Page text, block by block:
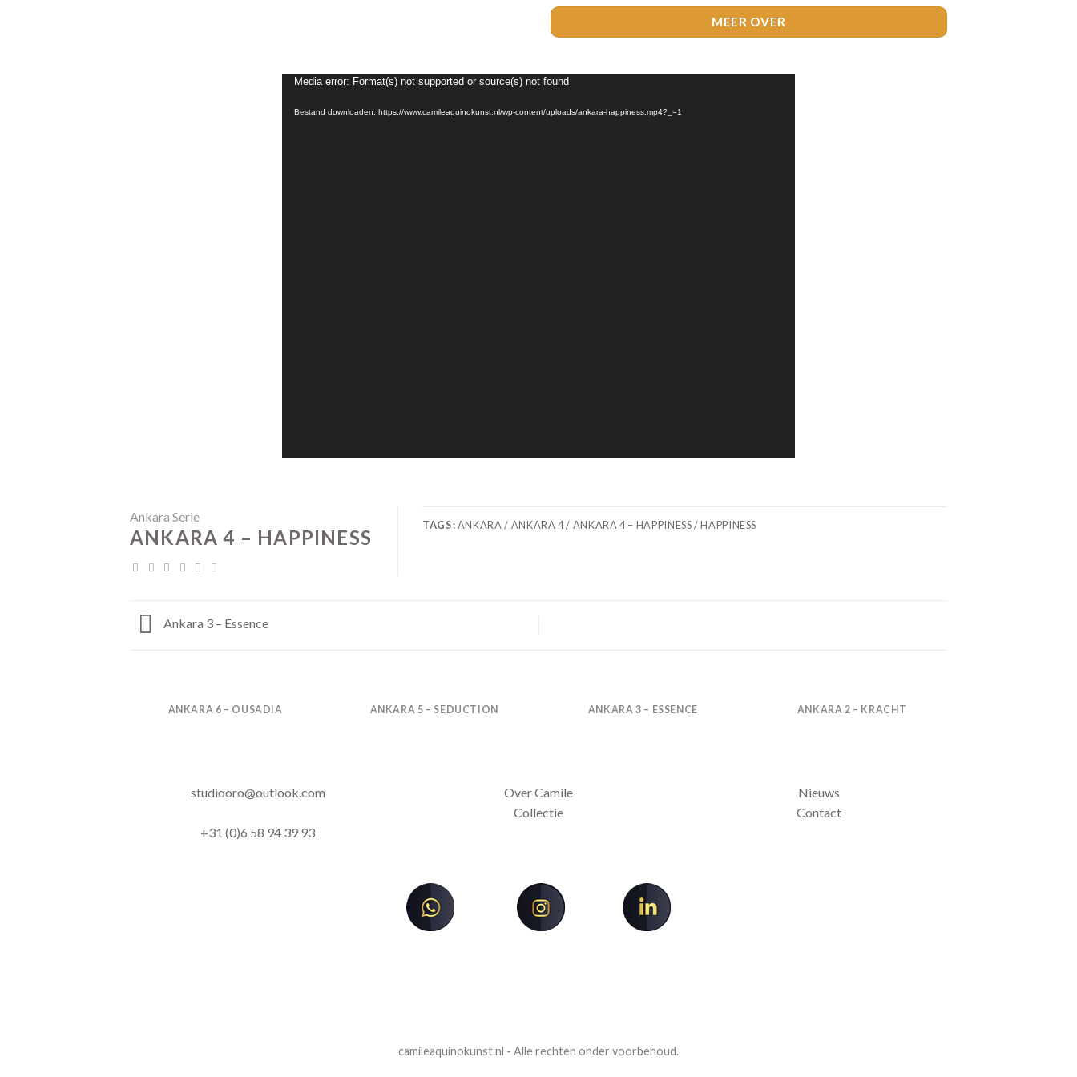
MEER OVER
Videospeler
Media error: Format(s) not supported or source(s) not found
Bestand downloaden: https://www.camileaquinokunst.nl/wp-content/uploads/ankara-happiness.mp4?_=1
Ankara Serie
ANKARA 4 – HAPPINESS
TAGS:ANKARA / ANKARA 4 / ANKARA 4 – HAPPINESS / HAPPINESS
Ankara 3 – Essence
ANKARA 6 – OUSADIA ANKARA 5 – SEDUCTION ANKARA 3 – ESSENCE ANKARA 2 – KRACHT
studiooro@outlook.com
+31 (0)6 58 94 39 93
Over Camile
Collectie
Nieuws
Contact
camileaquinokunst.nl - Alle rechten onder voorbehoud.